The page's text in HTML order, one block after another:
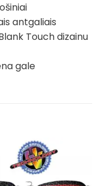
antgaliais
Touch dizainu
gale